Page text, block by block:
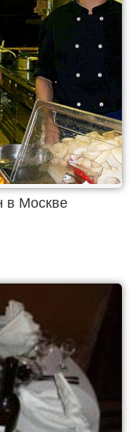
в Москве